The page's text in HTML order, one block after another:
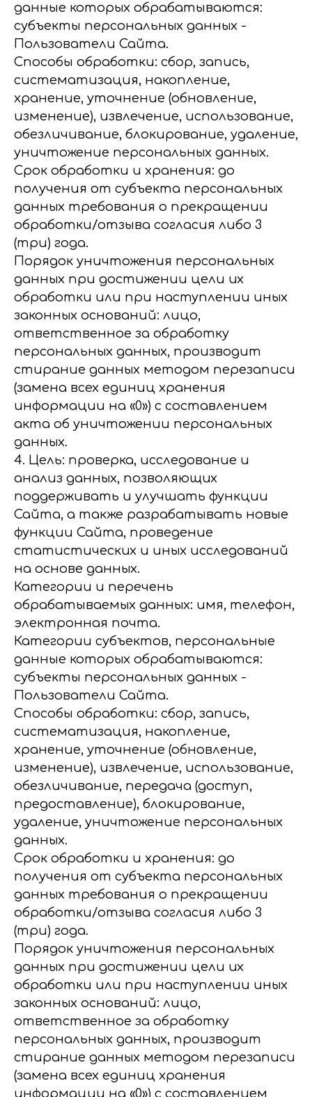
данные которых обрабатываются:
субъекты персональных данных -
Пользователи Сайта.
Способы обработки: сбор, запись,
систематизация, накопление,
хранение, уточнение (обновление,
изменение), извлечение, использование,
обезличивание, блокирование, удаление,
уничтожение персональных данных.
Срок обработки и хранения: до
получения от субъекта персональных
данных требования о прекращении
обработки/отзыва согласия либо 3
(три) года.
Порядок уничтожения персональных
данных при достижении цели их
обработки или при наступлении иных
законных оснований: лицо,
ответственное за обработку
персональных данных, производит
стирание данных методом перезаписи
(замена всех единиц хранения
информации на «0») с составлением
акта об уничтожении персональных
данных.
4. Цель: проверка, исследование и
анализ данных, позволяющих
поддерживать и улучшать функции
Сайта, а также разрабатывать новые
функции Сайта, проведение
статистических и иных исследований
на основе данных.
Категории и перечень
обрабатываемых данных: имя, телефон,
электронная почта.
Категории субъектов, персональные
данные которых обрабатываются:
субъекты персональных данных -
Пользователи Сайта.
Способы обработки: сбор, запись,
систематизация, накопление,
хранение, уточнение (обновление,
изменение), извлечение, использование,
обезличивание, передача (доступ,
предоставление), блокирование,
удаление, уничтожение персональных
данных.
Срок обработки и хранения: до
получения от субъекта персональных
данных требования о прекращении
обработки/отзыва согласия либо 3
(три) года.
Порядок уничтожения персональных
данных при достижении цели их
обработки или при наступлении иных
законных оснований: лицо,
ответственное за обработку
персональных данных, производит
стирание данных методом перезаписи
(замена всех единиц хранения
информации на «0») с составлением